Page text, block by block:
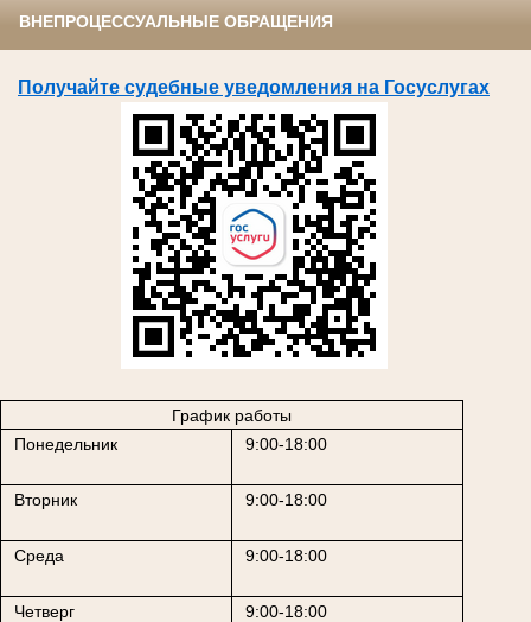
ВНЕПРОЦЕССУАЛЬНЫЕ ОБРАЩЕНИЯ
Получайте судебные уведомления на Госуслугах
График работы
Понедельник
9:00-18:00
Вторник 9:00-18:00
Среда 9:00-18:00
Четверг 9:00-18:00